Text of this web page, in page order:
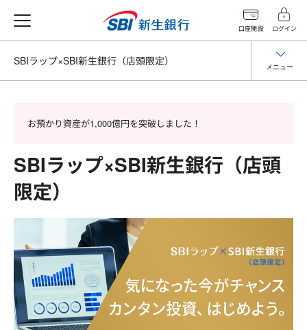
口座開設 ログイン
お預かり資産が1,000億円を突破しました！
SBIラップ×SBI新生銀行（店頭
限定）
SBIラップ×SBI新生銀行 （店頭限定） メニュー